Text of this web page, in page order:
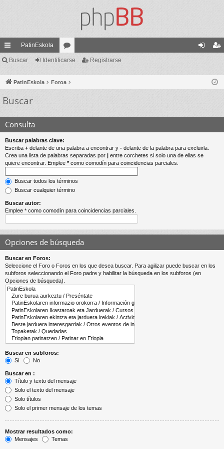
nl
ac
es
rá
pi
s
PatinEskola
or
os nti
fic
ist
ra
Buscar Identificarse Registrarse
PatinEskola Foroa
Buscar
Consulta
Buscar palabras clave:
Escriba + delante de una palabra a encontrar y - delante de la palabra para excluirla.
Crea una lista de palabras separadas por | entre corchetes si solo una de ellas se
quiere encontrar. Emplee *como comodín para coincidencias parciales.
Buscar todos los términos
Buscar cualquier término
Buscar autor:
Emplee * como comodín para coincidencias parciales.
Opciones de búsqueda
Buscar en Foros:
Seleccione el Foro o Foros en los que desea buscar. Para agilizar puede buscar en los
subforos seleccionando el Foro padre y habilitar la búsqueda en los subforos (en
Opciones de búsqueda).
Buscar en subforos:
Sí
No
Buscar en :
Título y texto del mensaje
Solo el texto del mensaje
Solo títulos
Solo el primer mensaje de los temas
Mostrar resultados como:
Mensajes
Temas